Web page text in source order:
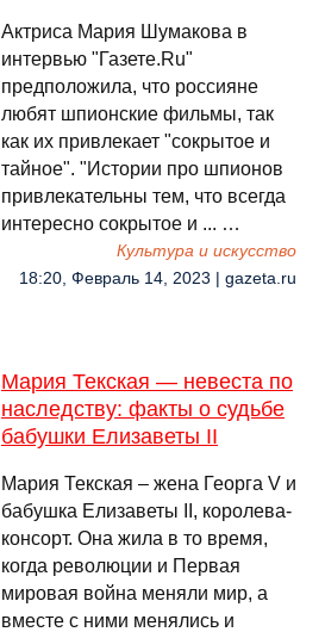
Актриса Мария Шумакова в
интервью "Газете.Ru"
предположила, что россияне
любят шпионские фильмы, так
как их привлекает "сокрытое и
тайное". "Истории про шпионов
привлекательны тем, что всегда
интересно сокрытое и ... …
Культура и искусство
18:20, Февраль 14, 2023 | gazeta.ru
Мария Текская — невеста по
наследству: факты о судьбе
бабушки Елизаветы II
Мария Текская – жена Георга V и
бабушка Елизаветы II, королева-
консорт. Она жила в то время,
когда революции и Первая
мировая война меняли мир, а
вместе с ними менялись и